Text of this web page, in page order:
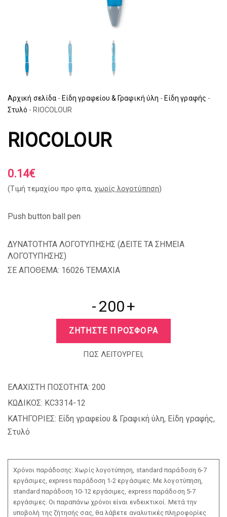
Αρχική σελίδα - Είδη γραφείου & Γραφική ύλη - Είδη γραφής -
Στυλό - RIOCOLOUR
RIOCOLOUR
0.14€
(Tιμή τεμαχίου προ φπα, χωρίς λογοτύπηση)
Push button ball pen
ΔΥΝΑΤΟΤΗΤΑ ΛΟΓΟΤΥΠΗΣΗΣ (ΔΕΙΤΕ ΤΑ ΣΗΜΕΙΑ
ΛΟΓΟΤΥΠΗΣΗΣ)
ΣΕ ΑΠΟΘΕΜΑ: 16026 TEMAXIA
- +
ΖΗΤΗΣΤΕ ΠΡΟΣΦΟΡΑ
ΠΩΣ ΛΕΙΤΟΥΡΓΕΙ;
ΕΛΑΧΙΣΤΗ ΠΟΣΟΤΗΤΑ: 200
ΚΩΔΙΚΟΣ: KC3314-12
ΚΑΤΗΓΟΡΙΕΣ: Είδη γραφείου & Γραφική ύλη, Είδη γραφής,
Στυλό
Χρόνοι παράδοσης: Χωρίς λογοτύπηση, standard παράδοση 6-7
εργάσιμες, express παράδοση 1-2 εργάσιμες. Με λογοτύπηση,
standard παράδοση 10-12 εργάσιμες, express παράδοση 5-7
εργάσιμες. Οι παραπάνω χρόνοι είναι ενδεικτικοί. Μετά την
υποβολή της ζήτησής σας, θα λάβετε αναλυτικές πληροφορίες